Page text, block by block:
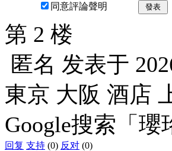
同意評論聲明 發表
第 2 楼
匿名 发表于
東京 大阪 酒店
Google搜索「瓔
回复 支持 (0) 反对 (0)